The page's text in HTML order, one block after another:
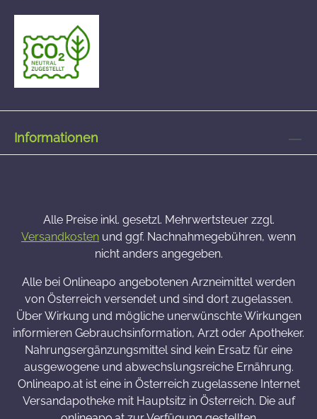
Informationen
Alle Preise inkl. gesetzl. Mehrwertsteuer zzgl.
Versandkosten und ggf. Nachnahmegebühren, wenn
nicht anders angegeben.
Alle bei Onlineapo angebotenen Arzneimittel werden
von Österreich versendet und sind dort zugelassen.
Über Wirkung und mögliche unerwünschte Wirkungen
informieren Gebrauchsinformation, Arzt oder Apotheker.
Nahrungsergänzungsmittel sind kein Ersatz für eine
ausgewogene und abwechslungsreiche Ernährung.
Onlineapo.at ist eine in Österreich zugelassene Internet
Versandapotheke mit Hauptsitz in Österreich. Die auf